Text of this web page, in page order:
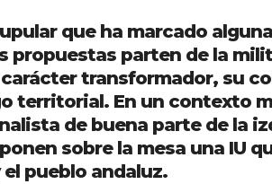
que ha marcado
propuestas parten de la
transformador, su
territorial. En un contexto
de buena parte de la
sobre la mesa una IU
pueblo andaluz.